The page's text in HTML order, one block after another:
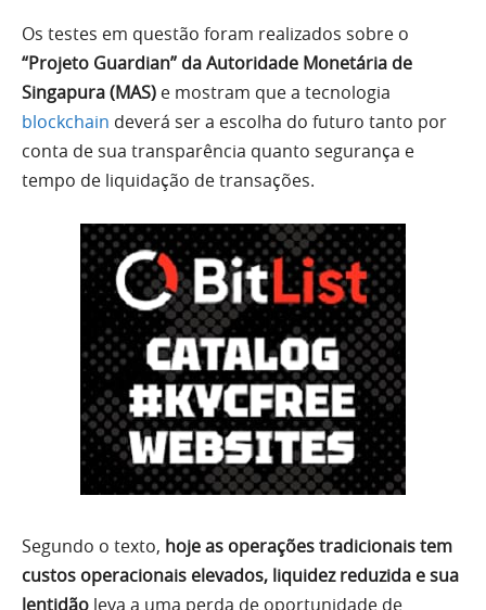
Os testes em questão foram realizados sobre o
“Projeto Guardian” da Autoridade Monetária de
Singapura (MAS) e mostram que a tecnologia
blockchain deverá ser a escolha do futuro tanto por
conta de sua transparência quanto segurança e
tempo de liquidação de transações.
Segundo o texto, hoje as operações tradicionais tem
custos operacionais elevados, liquidez reduzida e sua
lentidão leva a uma perda de oportunidade de